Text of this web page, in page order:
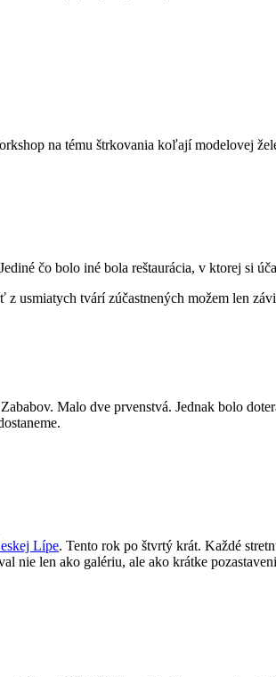
na tému štrkovania koľají modelovej
čo bolo iné bola reštaurácia, v ktorej si
usmiatych tvárí zúčastnených možem len
Malo dve prvenstvá. Jednak bolo
Lípe. Tento rok po štvrtý krát. Každé
nie len ako galériu, ale ako krátke